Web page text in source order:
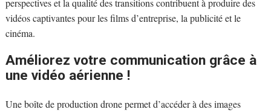
vidéos captivantes pour les films d’entreprise, la publicité et le
cinéma.
Améliorez votre communication grâce à
une vidéo aérienne !
Une boîte de production drone permet d’accéder à des images